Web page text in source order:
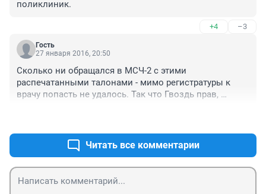
поликлиник.
+4 –3
Гость
27 января 2016, 20:50
Сколько ни обращался в МСЧ-2 с этими
распечатанными талонами - мимо регистратуры к
врачу попасть не удалось. Так что Гвоздь прав,
Читать все комментарии